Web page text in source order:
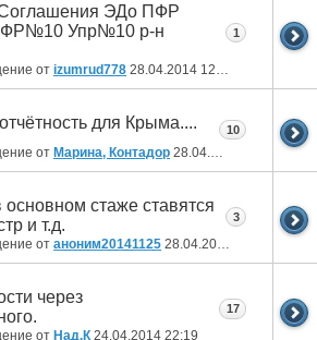
ЭДо ПФР
Упр№10 р-н
от izumrud778 28.04.2014 12:41
1
для Крыма....
от Марина, Контадор 28.04.2014
10
основном стаже ставятся
и т.д.
от аноним20141125 28.04.2014
3
через
от Над.К 24.04.2014 22:19
17